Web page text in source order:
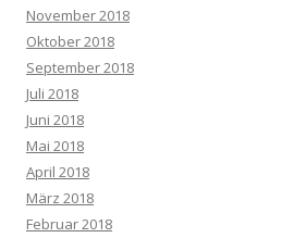
November 2018
Oktober 2018
September 2018
Juli 2018
Juni 2018
Mai 2018
April 2018
März 2018
Februar 2018